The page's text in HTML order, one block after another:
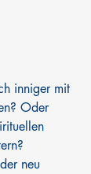
inniger mit
Oder
neu